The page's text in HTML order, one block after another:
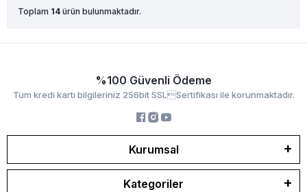
Toplam 14 ürün bulunmaktadır.
%100 Güvenli Ödeme
Tüm kredi kartı bilgileriniz 256bit SSLSertifikası ile korunmaktadır.
Kurumsal
Kategoriler